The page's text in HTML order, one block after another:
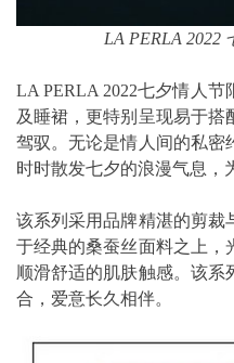
LA PERLA 2022
LA PERLA 2022七夕情人
及睡裙，更特别呈现易于
驾驭。无论是情人间的私密
时时散发七夕的浪漫气息，
该系列采用品牌精湛的剪裁
于经典的桑蚕丝面料之上，
顺滑舒适的肌肤触感。该系
合，爱意长久相伴。